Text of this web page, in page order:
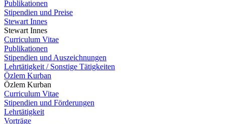
Publikationen
Stipendien und Preise
Stewart Innes
Stewart Innes
Curriculum Vitae
Publikationen
Stipendien und Auszeichnungen
Lehrtätigkeit / Sonstige Tätigkeiten
Özlem Kurban
Özlem Kurban
Curriculum Vitae
Stipendien und Förderungen
Lehrtätigkeit
Vorträge